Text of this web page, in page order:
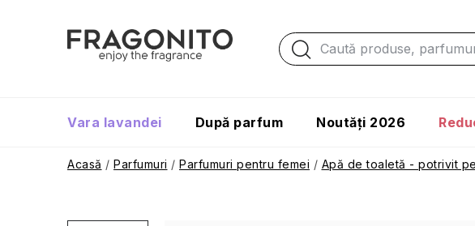
Vara lavandei După parfum Noutăți 2026
Acasă / Parfumuri / Parfumuri pentru femei / Apă de toaletă - potrivit